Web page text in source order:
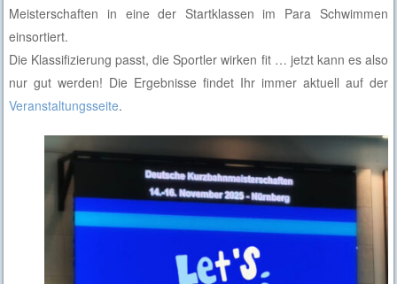
Meisterschaften in eine der Startklassen im Para Schwimmen
einsortiert.
Die Klassifizierung passt, die Sportler wirken fit … jetzt kann es also
nur gut werden! Die Ergebnisse findet Ihr immer aktuell auf der
Veranstaltungsseite.